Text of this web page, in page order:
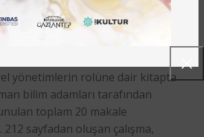
şehrimiz açısında ehemmiyetinin
Gazikültür bünyesinde
Kültürel mirasın
yönetimlerin rolüne dair kitapta
bilim adamları tarafından
toplam 20 makale
sayfadan oluşan çalışma,